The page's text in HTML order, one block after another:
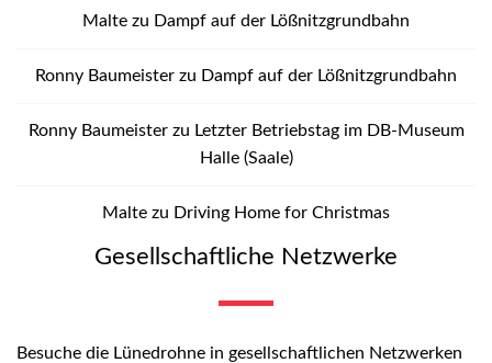
Malte zu Dampf auf der Lößnitzgrundbahn
Ronny Baumeister zu Dampf auf der Lößnitzgrundbahn
Ronny Baumeisterzu Letzter Betriebstag im DB-Museum
Halle (Saale)
Malte zu Driving Home for Christmas
Gesellschaftliche Netzwerke
Besuche die Lünedrohne in gesellschaftlichen Netzwerken